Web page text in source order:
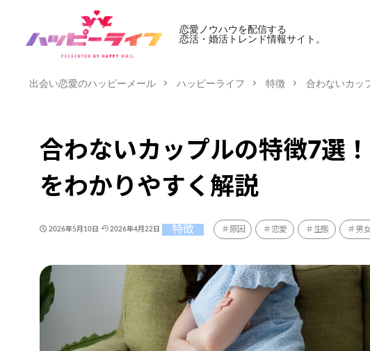
恋愛ノウハウを配信する
恋活・婚活トレンド情報サイト。
出会い恋愛のハッピーメール ハッピーライフ 特徴 合わないカッ
合わないカップルの特徴7選
をわかりやすく解説
2026年5月10日 2026年4月22日 特徴 原因 恋愛 生態 男